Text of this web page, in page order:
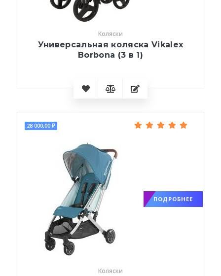
Коляски
Универсальная коляска Vikalex
Borbona (3 в 1)
28 000,00 ₽
ПОДРОБНЕЕ
Коляски